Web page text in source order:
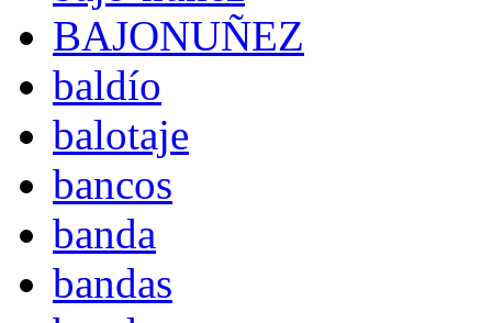
BAJONUÑEZ
baldío
balotaje
bancos
banda
bandas